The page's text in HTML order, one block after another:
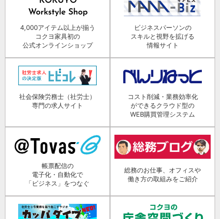
4,000アイテム以上が揃う
コクヨ家具初の
公式オンラインショップ
ビジネスパーソンの
スキルと視野を拡げる
情報サイト
社会保険労務士（社労士）
専門の求人サイト
コスト削減・業務効率化
ができるクラウド型の
WEB購買管理システム
帳票配信の
電子化・自動化で
「ビジネス」をつなぐ
総務のお仕事、オフィスや
働き方の取組みをご紹介